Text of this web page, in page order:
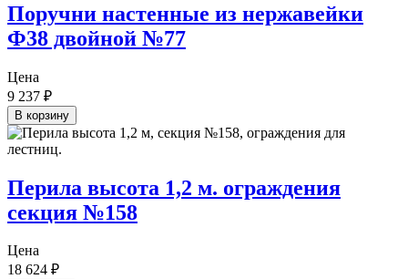
Поручни настенные из нержавейки
Ф38 двойной №77
Цена
9 237 ₽
В корзину
Перила высота 1,2 м. ограждения
секция №158
Цена
18 624 ₽